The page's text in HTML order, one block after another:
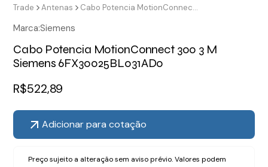
Trade Antenas Cabo Potencia MotionConnect 300 3 M Siemens 6FX30025BL031AD0
Marca:Siemens
Cabo Potencia MotionConnect 300 3 M
Siemens 6FX30025BL031AD0
R$522,89
Adicionar para cotação
Preço sujeito a alteração sem aviso prévio. Valores podem